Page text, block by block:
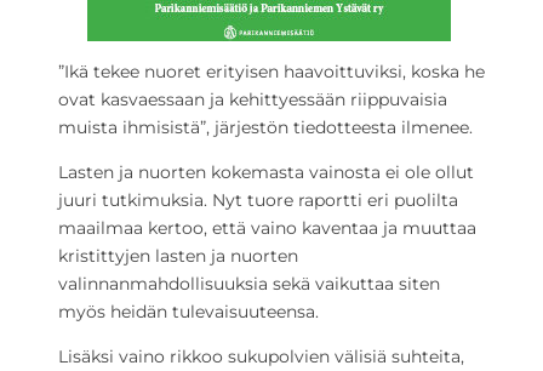
”Ikä tekee nuoret erityisen haavoittuviksi, koska he
ovat kasvaessaan ja kehittyessään riippuvaisia
muista ihmisistä”, järjestön tiedotteesta ilmenee.
Lasten ja nuorten kokemasta vainosta ei ole ollut
juuri tutkimuksia. Nyt tuore raportti eri puolilta
maailmaa kertoo, että vaino kaventaa ja muuttaa
kristittyjen lasten ja nuorten
valinnanmahdollisuuksia sekä vaikuttaa siten
myös heidän tulevaisuuteensa.
Lisäksi vaino rikkoo sukupolvien välisiä suhteita,